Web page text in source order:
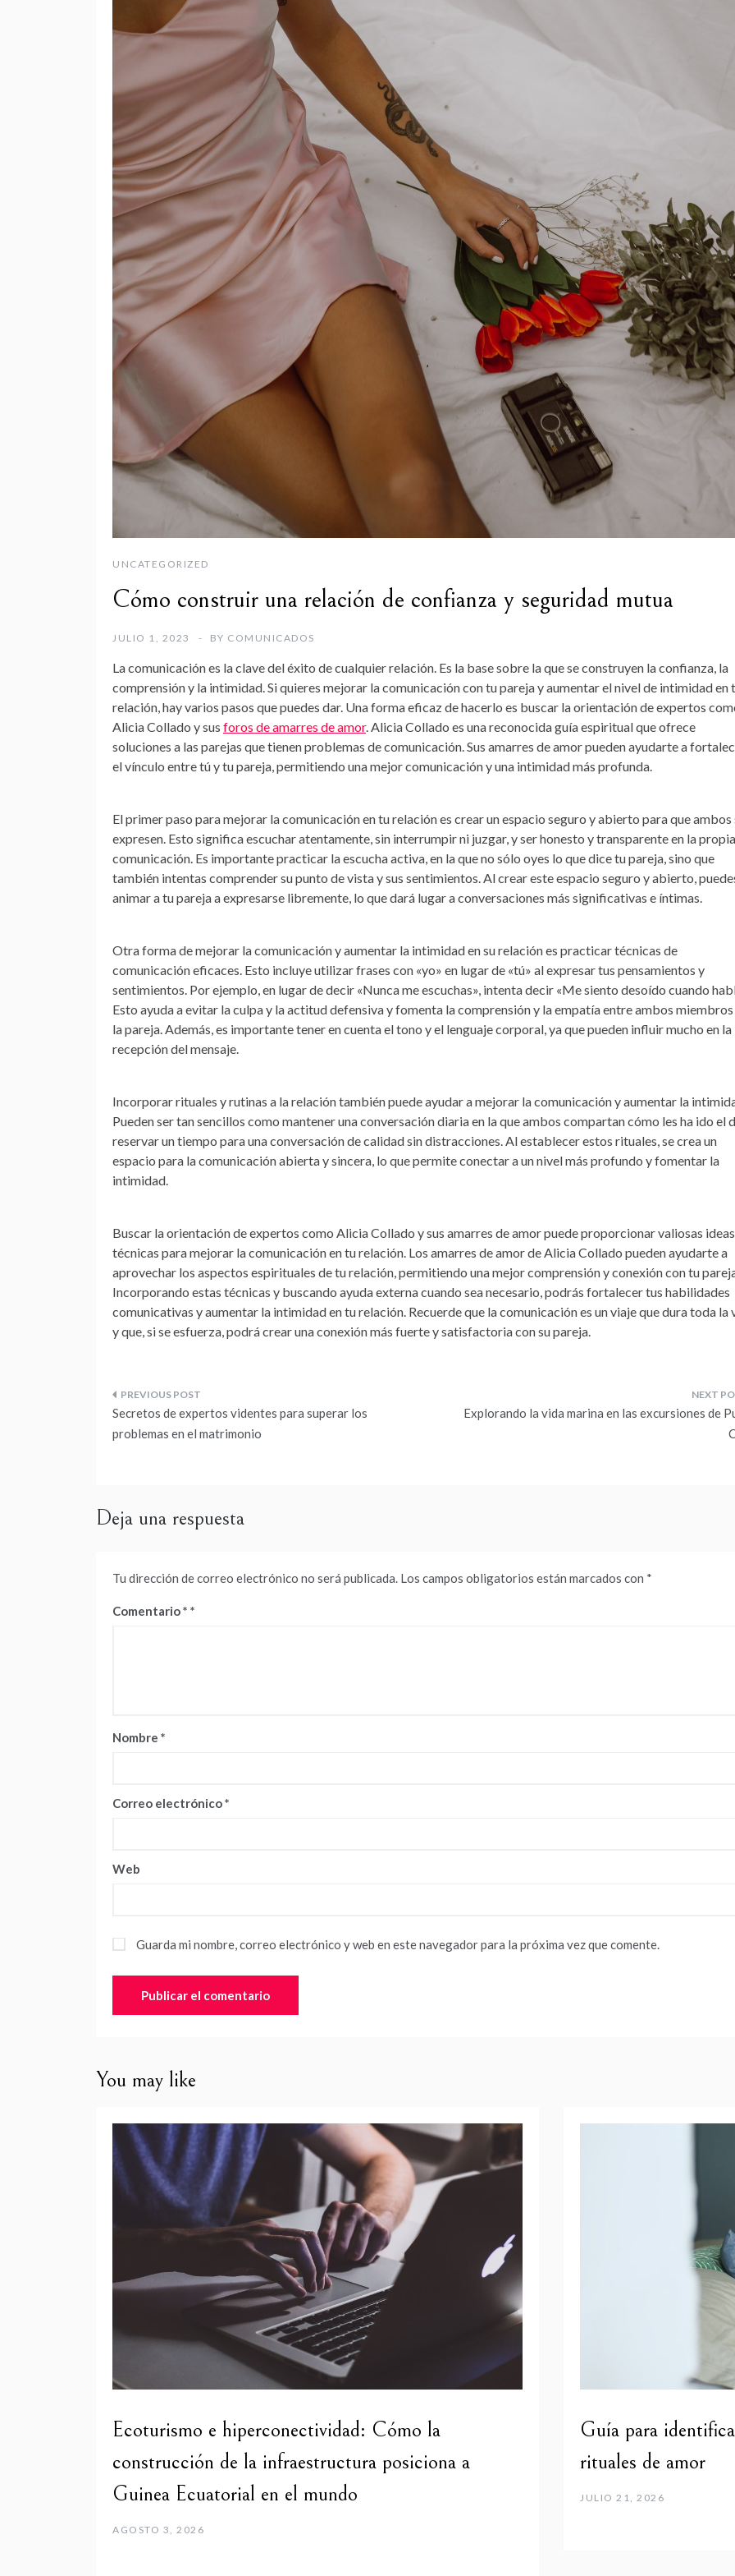
UNCATEGORIZED
Cómo construir una relación de confianza y seguridad mutua
JULIO 1, 2023 BY COMUNICADOS
La comunicación es la clave del éxito de cualquier relación. Es la base sobre la que se construyen la confianza, la
comprensión y la intimidad. Si quieres mejorar la comunicación con tu pareja y aumentar el nivel de intimidad en
relación, hay varios pasos que puedes dar. Una forma eficaz de hacerlo es buscar la orientación de expertos
Alicia Collado y sus foros de amarres de amor. Alicia Collado es una reconocida guía espiritual que ofrece
soluciones a las parejas que tienen problemas de comunicación. Sus amarres de amor pueden ayudarte a
el vínculo entre tú y tu pareja, permitiendo una mejor comunicación y una intimidad más profunda.
El primer paso para mejorar la comunicación en tu relación es crear un espacio seguro y abierto para que ambos
expresen. Esto significa escuchar atentamente, sin interrumpir ni juzgar, y ser honesto y transparente en la propia
comunicación. Es importante practicar la escucha activa, en la que no sólo oyes lo que dice tu pareja, sino que
también intentas comprender su punto de vista y sus sentimientos. Al crear este espacio seguro y abierto,
animar a tu pareja a expresarse libremente, lo que dará lugar a conversaciones más significativas e íntimas.
Otra forma de mejorar la comunicación y aumentar la intimidad en su relación es practicar técnicas de
comunicación eficaces. Esto incluye utilizar frases con «yo» en lugar de «tú» al expresar tus pensamientos y
sentimientos. Por ejemplo, en lugar de decir «Nunca me escuchas», intenta decir «Me siento desoído cuando
Esto ayuda a evitar la culpa y la actitud defensiva y fomenta la comprensión y la empatía entre ambos
la pareja. Además, es importante tener en cuenta el tono y el lenguaje corporal, ya que pueden influir mucho en la
recepción del mensaje.
Incorporar rituales y rutinas a la relación también puede ayudar a mejorar la comunicación y aumentar la
Pueden ser tan sencillos como mantener una conversación diaria en la que ambos compartan cómo les ha ido el
reservar un tiempo para una conversación de calidad sin distracciones. Al establecer estos rituales, se crea un
espacio para la comunicación abierta y sincera, lo que permite conectar a un nivel más profundo y fomentar la
intimidad.
Buscar la orientación de expertos como Alicia Collado y sus amarres de amor puede proporcionar valiosas
técnicas para mejorar la comunicación en tu relación. Los amarres de amor de Alicia Collado pueden ayudarte a
aprovechar los aspectos espirituales de tu relación, permitiendo una mejor comprensión y conexión con tu
Incorporando estas técnicas y buscando ayuda externa cuando sea necesario, podrás fortalecer tus habilidades
comunicativas y aumentar la intimidad en tu relación. Recuerde que la comunicación es un viaje que dura toda la
y que, si se esfuerza, podrá crear una conexión más fuerte y satisfactoria con su pareja.
Navegación
de
Secretos de expertos videntes para superar los
problemas en el matrimonio
Explorando la vida marina en las excursiones de
Deja una respuesta
Tu dirección de correo electrónico no será publicada. Los campos obligatorios están marcados con *
Comentario*
Nombre *
Correo electrónico*
Web
Guarda mi nombre, correo electrónico y web en este navegador para la próxima vez que comente.
You may like
Ecoturismo e hiperconectividad: Cómo la
construcción de la infraestructura posiciona a
Guinea Ecuatorial en el mundo
AGOSTO 3, 2026
Guía para
rituales de amor
JULIO 21, 2026